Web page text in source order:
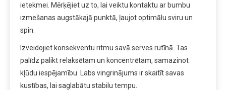
ietekmei. Mērķējiet uz to, lai veiktu kontaktu ar bumbu
izmešanas augstākajā punktā, ļaujot optimālu sviru un
spin.
Izveidojiet konsekventu ritmu savā serves rutīnā. Tas
palīdz palikt relaksētam un koncentrētam, samazinot
kļūdu iespējamību. Labs vingrinājums ir skaitīt savas
kustības, lai saglabātu stabilu tempu.